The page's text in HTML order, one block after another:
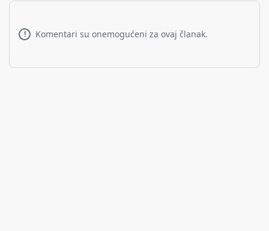
! Komentari su onemogućeni za ovaj članak.